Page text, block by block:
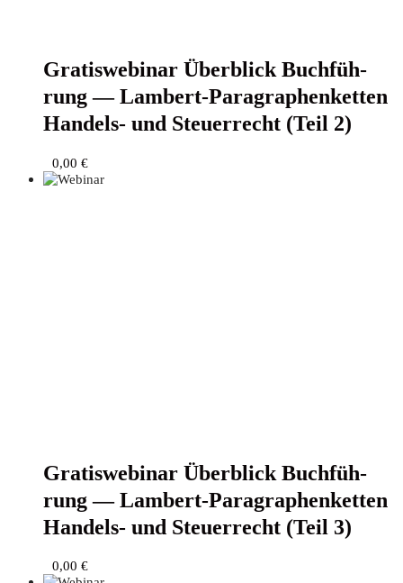
Gra­tis­web­i­nar Über­blick Buch­füh­
rung — Lam­bert-Para­gra­phen­ket­ten
Han­dels- und Steu­er­recht (Teil 2)
0,00 €
Gra­tis­web­i­nar Über­blick Buch­füh­
rung — Lam­bert-Para­gra­phen­ket­ten
Han­dels- und Steu­er­recht (Teil 3)
0,00 €